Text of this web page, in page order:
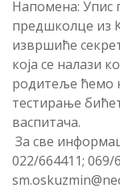
Напомена: Упис
предшколце из
извршиће
која се налази
родитеље ћемо
тестирање
васпитaча.
За све
022/664411; 069/